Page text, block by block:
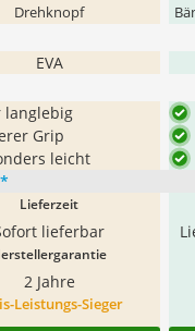
Drehknopf
EVA
langlebig
Grip
leicht
*
Lieferzeit
lieferbar
2 Jahre
Leistungs-Sieger